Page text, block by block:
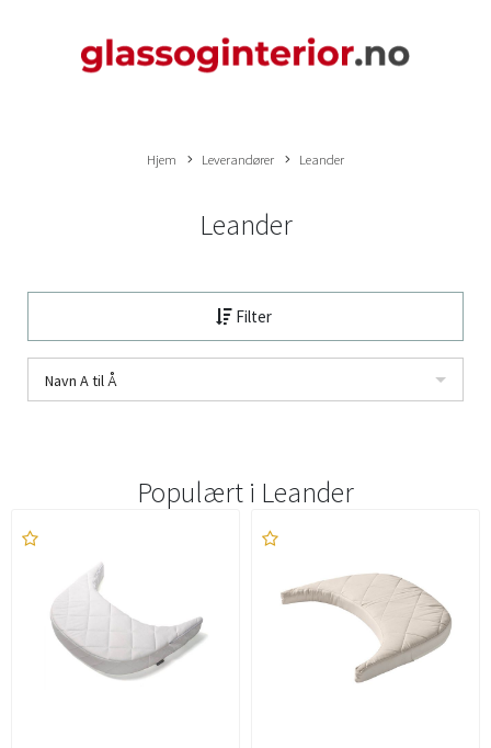
Hjem Leverandører Leander
Leander
Filter
Navn A til Å
Populært i Leander